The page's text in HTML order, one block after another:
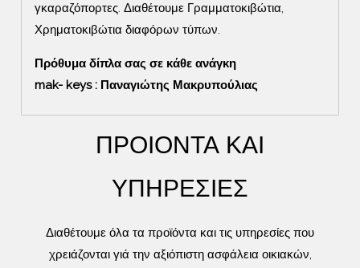
γκαραζόπορτες. Διαθέτουμε Γραμματοκιβώτια,
Χρηματοκιβώτια διαφόρων τύπων.
Πρόθυμα δίπλα σας σε κάθε ανάγκη
mak- keys : Παναγιώτης Μακρυπούλιας
ΠΡΟΙΟΝΤΑ ΚΑΙ
ΥΠΗΡΕΣΙΕΣ
Διαθέτουμε όλα τα προϊόντα και τις υπηρεσίες που
χρειάζονται γιά την αξιόπιστη ασφάλεια οικιακών,